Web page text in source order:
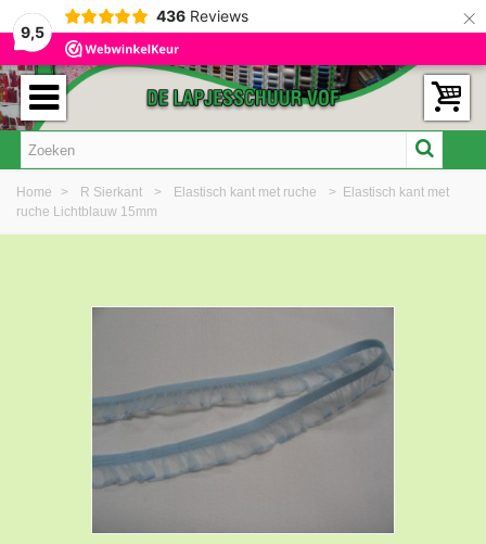
9,5
436 Reviews ×
Home > R Sierkant > Elastisch kant met ruche > Elastisch kant met
ruche Lichtblauw 15mm